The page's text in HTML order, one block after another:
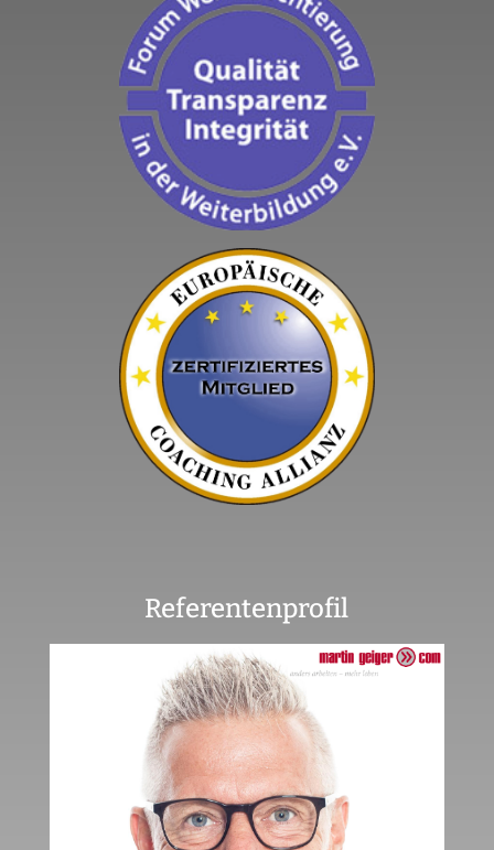
Referentenprofil